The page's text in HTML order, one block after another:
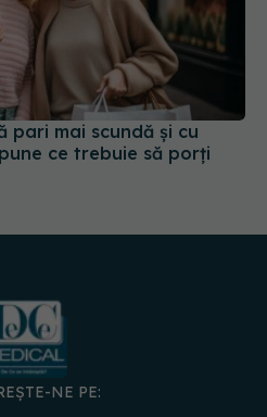
pari mai scundă și cu
ce trebuie să porți
NE PE: